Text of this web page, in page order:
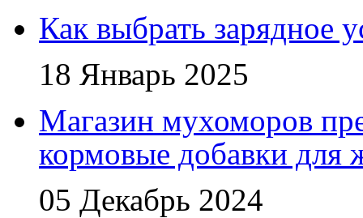
Как выбрать зарядное
18 Январь 2025
Магазин мухоморов
кормовые добавки для
05 Декабрь 2024